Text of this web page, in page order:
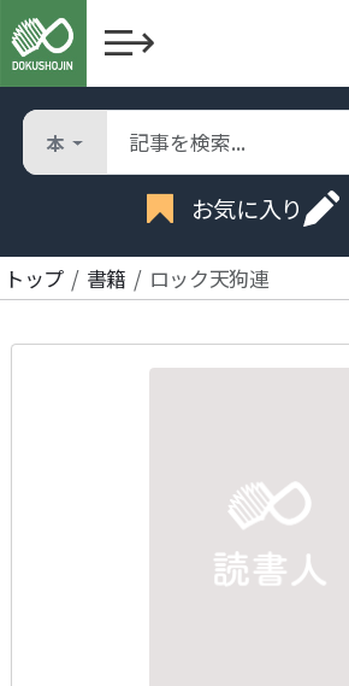
本
お気に入り
トップ 書籍 ロック天狗連